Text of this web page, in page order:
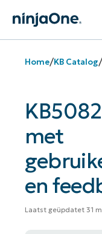
Home/KB Catalog/
met
en
Laatst geüpdatet 31